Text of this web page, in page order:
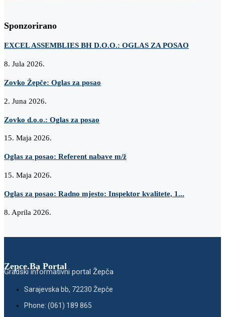
Sponzorirano
EXCEL ASSEMBLIES BH D.O.O.: OGLAS ZA POSAO
8. Jula 2026.
Zovko Žepče: Oglas za posao
2. Juna 2026.
Zovko d.o.o.: Oglas za posao
15. Maja 2026.
Oglas za posao: Referent nabave m/ž
15. Maja 2026.
Oglas za posao: Radno mjesto: Inspektor kvalitete, 1...
8. Aprila 2026.
Zepce.Ba Portal
Gradski informativni portal Žepča
Sarajevska bb, 72230 Žepče
Phone: (061) 189 865